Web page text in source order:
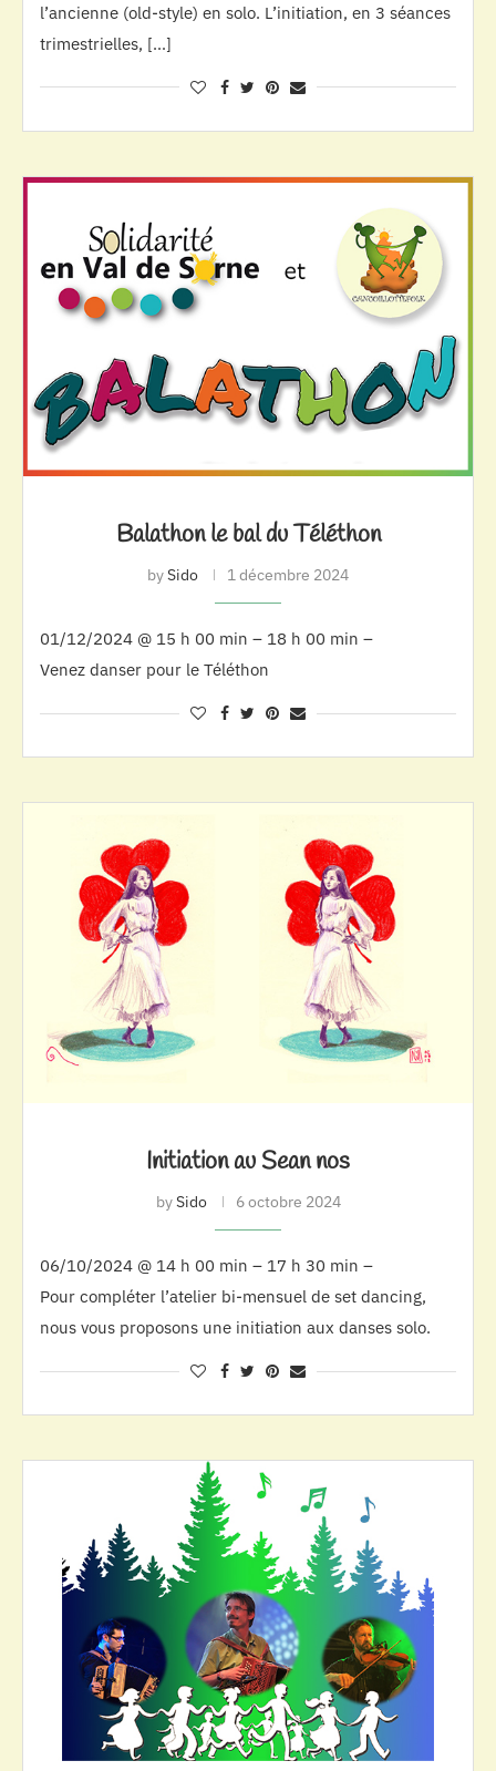
l’ancienne (old-style) en solo. L’initiation, en 3 séances
trimestrielles, […]
Balathon le bal du Téléthon
bySido 1 décembre 2024
01/12/2024 @ 15 h 00 min – 18 h 00 min –
Venez danser pour le Téléthon
Initiation au Sean nos
bySido 6 octobre 2024
06/10/2024 @ 14 h 00 min – 17 h 30 min –
Pour compléter l’atelier bi-mensuel de set dancing,
nous vous proposons une initiation aux danses solo.